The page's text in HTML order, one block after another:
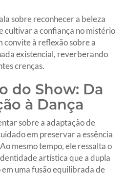
sobre reconhecer a beleza
cultivar a confiança no mistério
convite à reflexão sobre a
existencial, reverberando
crenças.
do Show: Da
à Dança
sobre a adaptação de
em preservar a essência
mesmo tempo, ele ressalta o
artística que a dupla
uma fusão equilibrada de